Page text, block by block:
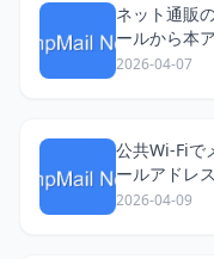
ネット通販
ールから本
2026-04-07
公共Wi-Fiで
ールアドレ
2026-04-09